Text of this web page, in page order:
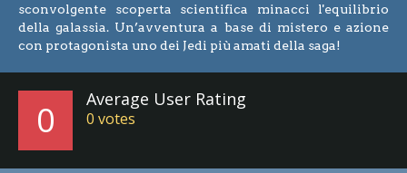
sconvolgente scoperta scientifica minacci l'equilibrio
della galassia. Un’avventura a base di mistero e azione
con protagonista uno dei Jedi più amati della saga!
0 Average User Rating
0 votes